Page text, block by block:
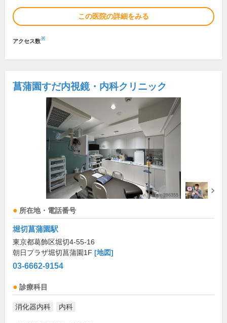
この医院の詳細をみる
アクセス数※
菖蒲園すだ内視鏡・内科クリニック
所在地・電話番号
堀切菖蒲園駅
東京都葛飾区堀切4-55-16
朝日プラザ堀切菖蒲園1F [地図]
03-6662-9154
診療科目
消化器内科 内科